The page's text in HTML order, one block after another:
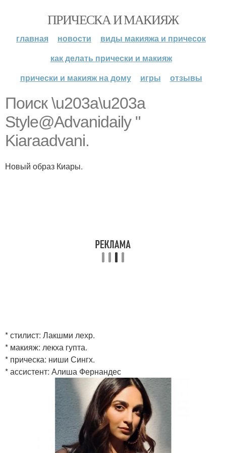
ПРИЧЕСКА И МАКИЯЖ
главная новости
виды макияжа и причесок
как делать прически и макияж
прически и макияж на дому
игры отзывы
Поиск \u203a\u203a
Style@Advanidaily "
Kiaraadvani.
Новый образ Киары.
* стилист: Лакшми лехр.
* макияж: лекха гупта.
* прическа: ниши Сингх.
* ассистент: Алиша Фернандес